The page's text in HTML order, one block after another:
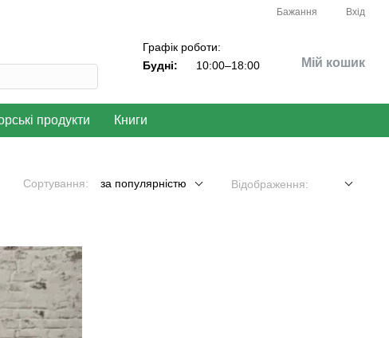
Бажання Вхід
Графік роботи:
Будні:
10:00–18:00 Мій кошик
продукти Книги
Сортування: за популярністю Відображення: